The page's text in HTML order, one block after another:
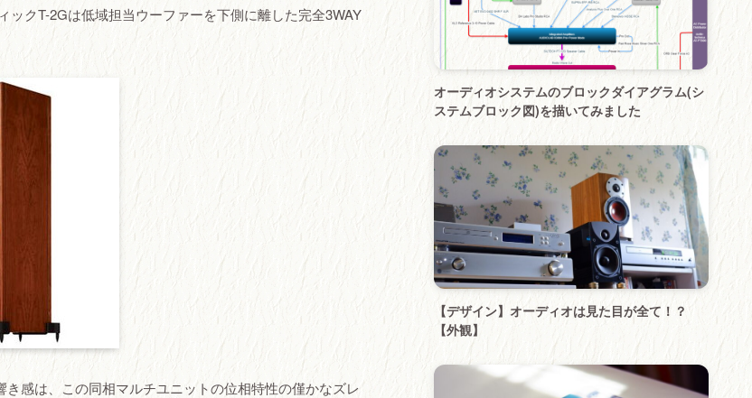
クT-2Gは低域担当ウーファーを下側に離した完全3WAY
感は、この同相マルチユニットの位相特性の僅かなズレ
オーディオシステムのブロックダイアグラム(シ
ステムブロック図)を描いてみました
【デザイン】オーディオは見た目が全て！？
【外観】